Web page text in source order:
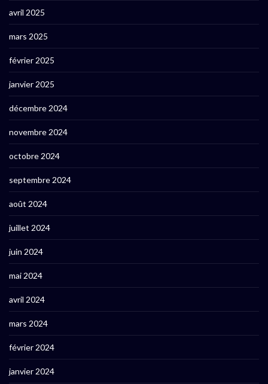
avril 2025
mars 2025
février 2025
janvier 2025
décembre 2024
novembre 2024
octobre 2024
septembre 2024
août 2024
juillet 2024
juin 2024
mai 2024
avril 2024
mars 2024
février 2024
janvier 2024